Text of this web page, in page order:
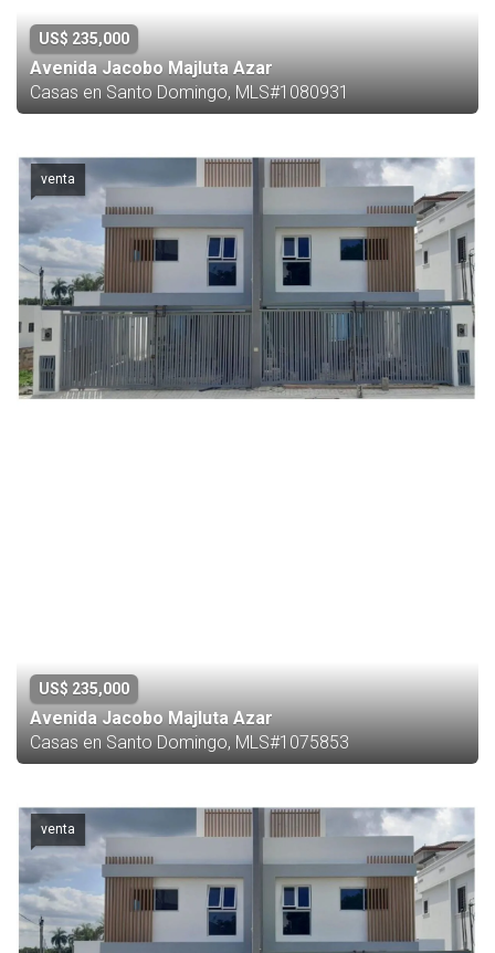
US$ 235,000
Avenida Jacobo Majluta Azar
Casas en Santo Domingo, MLS#1080931
venta
US$ 235,000
Avenida Jacobo Majluta Azar
Casas en Santo Domingo, MLS#1075853
venta